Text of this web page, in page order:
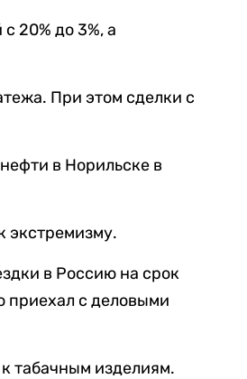
20% до 3%, а
При этом сделки с
в Норильске в
экстремизму.
в Россию на срок
приехал с деловыми
табачным изделиям.